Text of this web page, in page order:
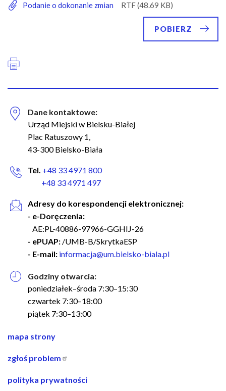
Podanie o dokonanie zmian
POBIERZ
Dane kontaktowe:
Urząd Miejski w Bielsku-Białej
Plac Ratuszowy 1,
43-300 Bielsko-Biała
Tel. +48 33 4971 800
+48 33 4971 497
Adresy do korespondencji elektronicznej:
- e-Doręczenia:
AE:PL-40886-97966-GGHIJ-26
- ePUAP: /UMB-B/SkrytkaESP
- E-mail: informacja@um.bielsko-biala.pl
Godziny otwarcia:
poniedziałek–środa 7:30–15:30
czwartek 7:30–18:00
piątek 7:30–13:00
nawigacja
stopce
mapa strony
zgłoś problem
polityka prywatności